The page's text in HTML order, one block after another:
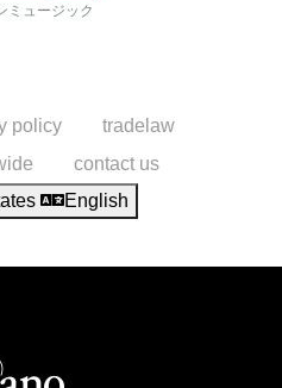
ミュージック
policy
tradelaw
contact us
English